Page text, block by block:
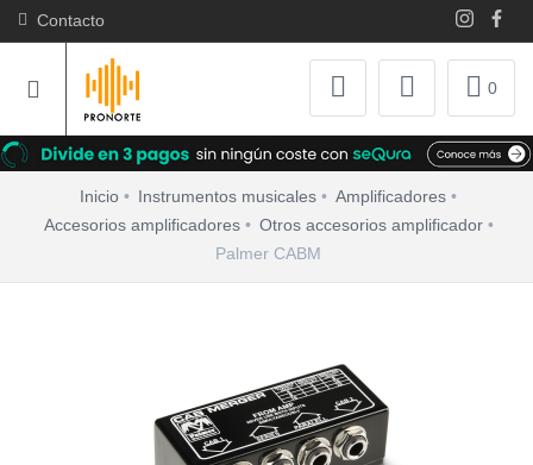
Contacto
0
Inicio Instrumentos musicales
Amplificadores
Accesorios amplificadores
Otros accesorios amplificador
Palmer CABM